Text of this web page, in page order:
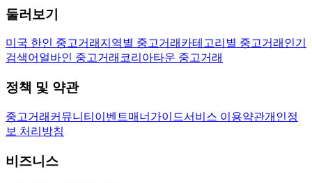
둘러보기
미국 한인 중고거래 지역별 중고거래 카테고리별 중고거래 인기
검색어 얼바인 중고거래 코리아타운 중고거래
정책 및 약관
중고거래 커뮤니티 이벤트매너가이드서비스 이용약관개인정
보 처리방침
비즈니스